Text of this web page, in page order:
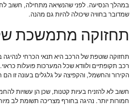
במהלך הנסיעה. לפני שהנשיאה מתחילה, חשוב
שמדובר בחוויה שיכולה להיות גם מהנה.
תחזוקה מתמשכת
תחזוקה שוטפת של הרכב היא תנאי הכרחי לנהיגה
רכב תקופתיים ולוודא שכל המערכות פועלות
הקירור והחשמל, והקפיצה על גלגלים בעונה זו
חשוב לא להזניח בעיות קטנות, שכן הן עשויות
חמורות יותר. נהיגה בחורף מצריכה תשומת לב